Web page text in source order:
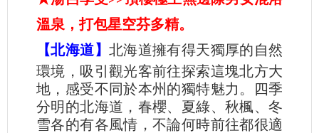
溫泉，打包星空芬多精。
【北海道】 北海道擁有得天獨厚的自然
環境，吸引觀光客前往探索這塊北方大
地，感受不同於本州的獨特魅力。四季
分明的北海道，春櫻、夏綠、秋楓、冬
雪各的有各風情，不論何時前往都很適